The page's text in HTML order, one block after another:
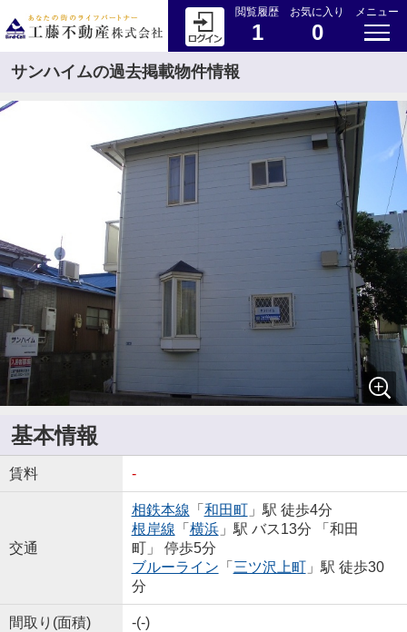
閲覧履歴
1
お気に入り
0
メニュー
サンハイムの過去掲載物件情報
基本情報
賃料 -
交通
相鉄本線 「 和田町」駅 徒歩4分
根岸線 「 横浜」駅 バス13分 「和田
町」 停歩5分
ブルーライン 「 三ツ沢上町」駅 徒歩30
分
間取り(面積) -(-)